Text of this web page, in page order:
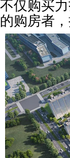
不仅购买
的购房者